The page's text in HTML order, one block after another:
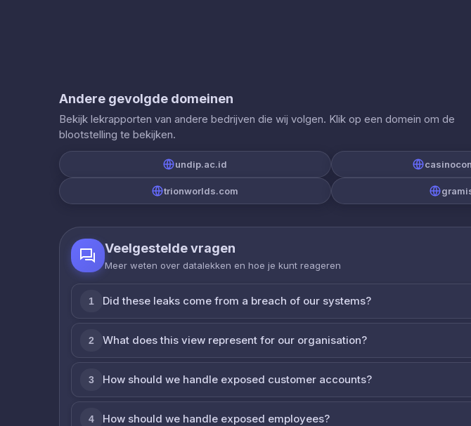
Andere gevolgde domeinen
Bekijk lekrapporten van andere bedrijven die wij volgen. Klik op een domein om de
blootstelling te bekijken.
undip.ac.id
trionworlds.com
Veelgestelde vragen
Meer weten over datalekken en hoe je kunt reageren
1 Did these leaks come from a breach of our systems?
2 What does this view represent for our organisation?
3 How should we handle exposed customer accounts?
4 How should we handle exposed employees?